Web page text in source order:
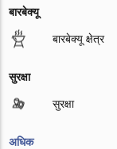
बारबेक्यू
बारबेक्यू क्षेत्र
सुरक्षा
सुरक्षा
अधिक